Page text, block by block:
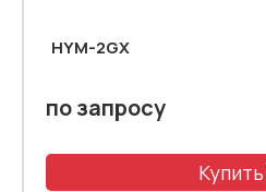
HYM-2GX
по запросу
Купить